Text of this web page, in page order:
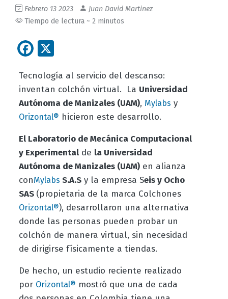
Febrero 13 2023
Juan David Martinez
Tiempo de lectura ~ 2 minutos
Facebook
Tecnología al servicio del descanso:
inventan colchón virtual. La Universidad
Autónoma de Manizales (UAM), Mylabs y
Orizontal® hicieron este desarrollo.
El Laboratorio de Mecánica Computacional
y Experimentalde la Universidad
Autónoma de Manizales (UAM)en alianza
conMylabs S.A.Sy la empresa Seis y Ocho
SAS (propietaria de la marca Colchones
Orizontal®), desarrollaron una alternativa
donde las personas pueden probar un
colchón de manera virtual, sin necesidad
de dirigirse físicamente a tiendas.
De hecho, un estudio reciente realizado
por Orizontal® mostró que una de cada